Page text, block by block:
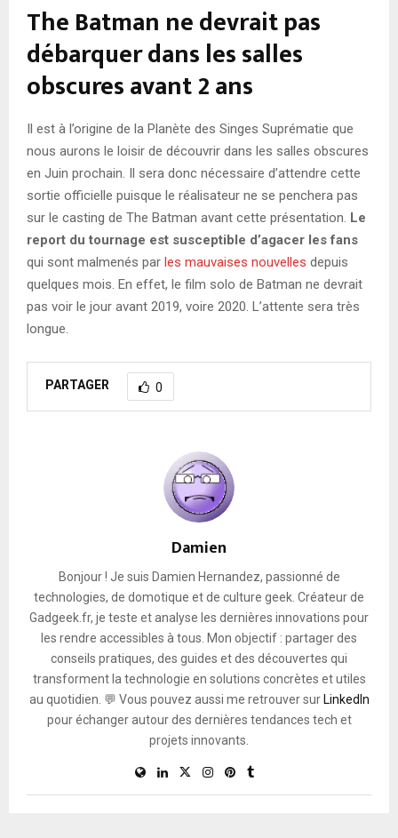
The Batman ne devrait pas
débarquer dans les salles
obscures avant 2 ans
Il est à l’origine de la Planète des Singes Suprématie que
nous aurons le loisir de découvrir dans les salles obscures
en Juin prochain. Il sera donc nécessaire d’attendre cette
sortie officielle puisque le réalisateur ne se penchera pas
sur le casting de The Batman avant cette présentation. Le
report du tournage est susceptible d’agacer les fans
qui sont malmenés par les mauvaises nouvelles depuis
quelques mois. En effet, le film solo de Batman ne devrait
pas voir le jour avant 2019, voire 2020. L’attente sera très
longue.
PARTAGER 0
Damien
Bonjour ! Je suis Damien Hernandez, passionné de
technologies, de domotique et de culture geek. Créateur de
Gadgeek.fr, je teste et analyse les dernières innovations pour
les rendre accessibles à tous. Mon objectif : partager des
conseils pratiques, des guides et des découvertes qui
transforment la technologie en solutions concrètes et utiles
au quotidien. 💬 Vous pouvez aussi me retrouver sur LinkedIn
pour échanger autour des dernières tendances tech et
projets innovants.